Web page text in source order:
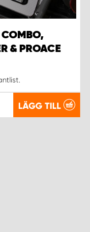
& PROACE
LÄGG TILL